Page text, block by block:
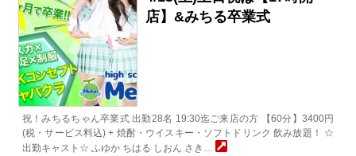
店】&みちる卒業式
祝！みちるちゃん卒業式 出勤28名 19:30迄ご来店の方 【60分】3400円
(税・サービス料込) + 焼酎・ウイスキー・ソフトドリンク 飲み放題！ ☆
出勤キャスト☆ ふゆか ちはる しおん さき…